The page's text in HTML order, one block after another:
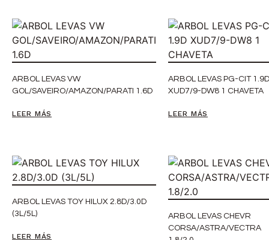
ARBOL LEVAS VW
GOL/SAVEIRO/AMAZON/PARATI 1.6D
LEER MÁS
ARBOL LEVAS PG-CIT 1.9D
XUD7/9-DW8 1 CHAVETA
LEER MÁS
ARBOL LEVAS TOY HILUX 2.8D/3.0D
(3L/5L)
LEER MÁS
ARBOL LEVAS CHEVR
CORSA/ASTRA/VECTRA